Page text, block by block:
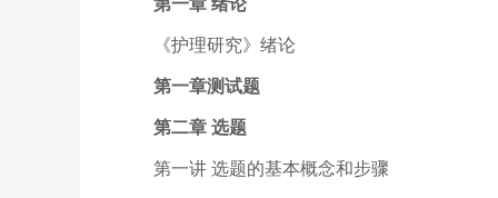
第一章 绪论
《护理研究》绪论
第一章测试题
第二章 选题
第一讲 选题的基本概念和步骤